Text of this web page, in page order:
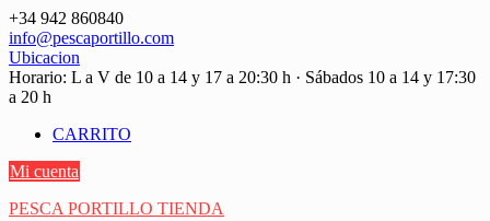
Saltar
contenido
+34 942 860840
info@pescaportillo.com
Ubicacion
Horario: L a V de 10 a 14 y 17 a 20:30 h · Sábados 10 a 14 y 17:30
a 20 h
CARRITO
Mi cuenta
PESCA PORTILLO TIENDA